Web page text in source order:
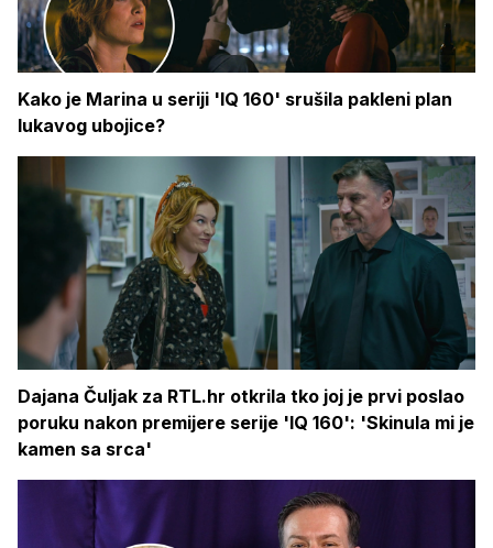
Kako je Marina u seriji 'IQ 160' srušila pakleni plan
lukavog ubojice?
Dajana Čuljak za RTL.hr otkrila tko joj je prvi poslao
poruku nakon premijere serije 'IQ 160': 'Skinula mi je
kamen sa srca'